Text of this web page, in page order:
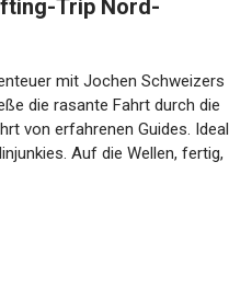
Trip Nord-
mit Jochen Schweizers
die rasante Fahrt durch die
von erfahrenen Guides. Ideal
Auf die Wellen, fertig,